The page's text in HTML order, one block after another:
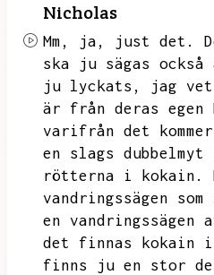
Nicholas
Mm, ja, just det.
ska ju sägas också
ju lyckats,
jag
är från deras egen
varifrån det
en slags
rötterna i kokain.
vandringssägen
en
det finnas kokain i
finns ju en stor